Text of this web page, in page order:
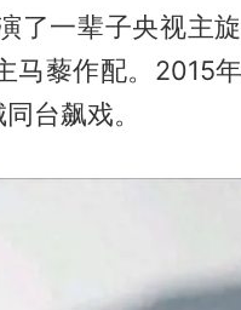
了一辈子央视主旋
马藜作配。2015
台飙戏。